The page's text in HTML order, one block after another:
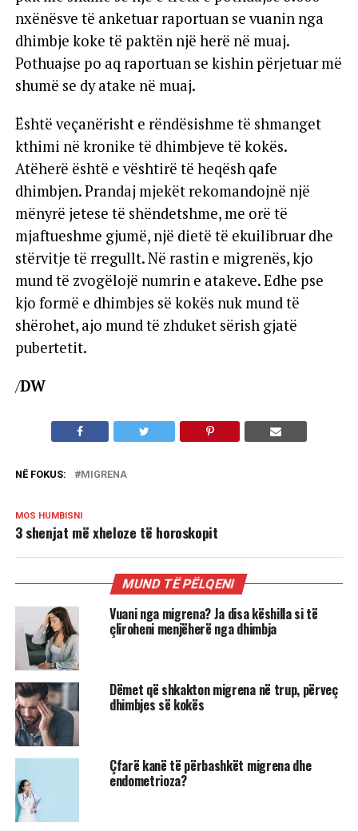
nxënësve të anketuar raportuan se vuanin nga
dhimbje koke të paktën një herë në muaj.
Pothuajse po aq raportuan se kishin përjetuar më
shumë se dy atake në muaj.
Është veçanërisht e rëndësishme të shmanget
kthimi në kronike të dhimbjeve të kokës.
Atëherë është e vështirë të heqësh qafe
dhimbjen. Prandaj mjekët rekomandojnë një
mënyrë jetese të shëndetshme, me orë të
mjaftueshme gjumë, një dietë të ekuilibruar dhe
stërvitje të rregullt. Në rastin e migrenës, kjo
mund të zvogëlojë numrin e atakeve. Edhe pse
kjo formë e dhimbjes së kokës nuk mund të
shërohet, ajo mund të zhduket sërish gjatë
pubertetit.
/DW
NË FOKUS: MIGRENA
MOS HUMBISNI
3 shenjat më xheloze të horoskopit
MUND TË PËLQENI
Vuani nga migrena? Ja disa këshilla si të
çliroheni menjëherë nga dhimbja
Dëmet që shkakton migrena në trup, përveç
dhimbjes së kokës
Çfarë kanë të përbashkët migrena dhe
endometrioza?